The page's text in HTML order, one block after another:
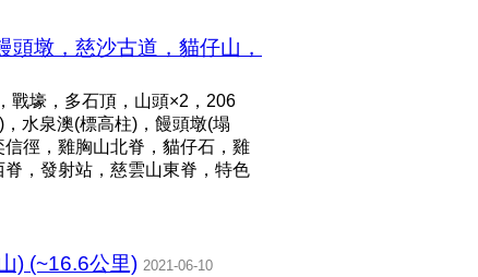
墩，慈沙古道，貓仔山，
戰壕，多石頂，山頭×2，206
水泉澳(標高柱)，饅頭墩(塌
徑，雞胸山北脊，貓仔石，雞
，發射站，慈雲山東脊，特色
) (~16.6公里) 2021-06-10